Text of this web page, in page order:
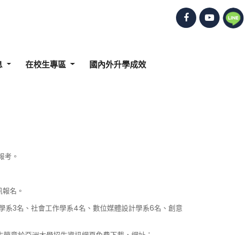
在校生專區 國內外升學成效
考。
名。
3名、社會工作學系4名、數位媒體設計學系6名、創意